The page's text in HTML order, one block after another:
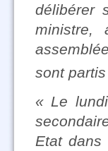
délibérer
ministre,
sont
« Le
Etat dans